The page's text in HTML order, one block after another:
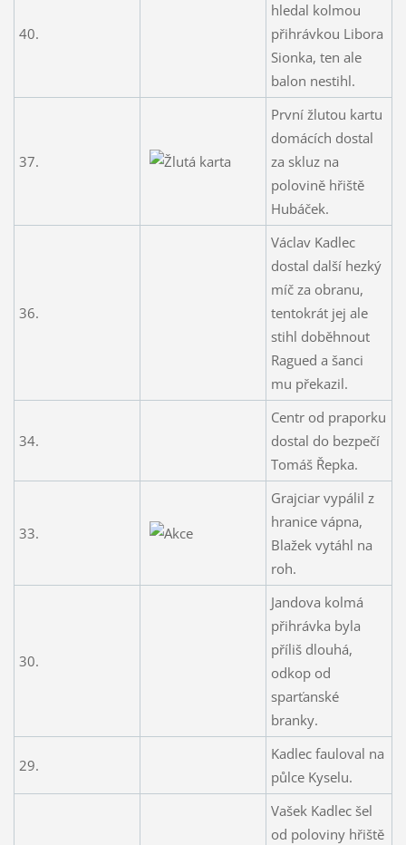
40.
hledal kolmou
přihrávkou Libora
Sionka, ten ale
balon nestihl.
37.
První žlutou kartu
domácích dostal
za skluz na
polovině hřiště
Hubáček.
36.
Václav Kadlec
dostal další hezký
míč za obranu,
tentokrát jej ale
stihl doběhnout
Ragued a šanci
mu překazil.
34.
Centr od praporku
dostal do bezpečí
Tomáš Řepka.
33.
Grajciar vypálil z
hranice vápna,
Blažek vytáhl na
roh.
30.
Jandova kolmá
přihrávka byla
příliš dlouhá,
odkop od
sparťanské
branky.
29.
Kadlec fauloval na
půlce Kyselu.
Vašek Kadlec šel
od poloviny hřiště